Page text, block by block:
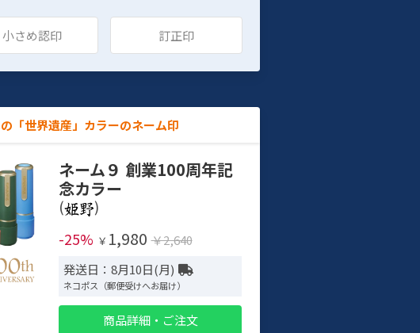
小さめ認印 訂正印
「世界遺産」カラーのネーム印
ネーム９ 創業100周年記
念カラー
(
)
-25% ￥ 1,980 ￥2,640
発送日：8月10日(月)
ネコポス（郵便受けへお届け）
商品詳細・ご注文